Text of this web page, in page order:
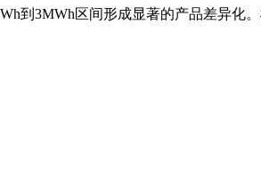
到3MWh区间形成显著的产品差异化